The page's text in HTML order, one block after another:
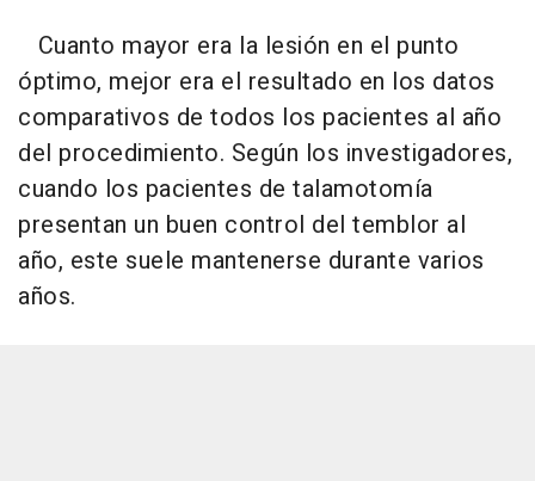
Cuanto mayor era la lesión en el punto
óptimo, mejor era el resultado en los datos
comparativos de todos los pacientes al año
del procedimiento. Según los investigadores,
cuando los pacientes de talamotomía
presentan un buen control del temblor al
año, este suele mantenerse durante varios
años.